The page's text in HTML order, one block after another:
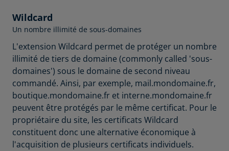
Wildcard
Un nombre illimité de sous-domaines
L'extension Wildcard permet de protéger un nombre
illimité de tiers de domaine (commonly called 'sous-
domaines') sous le domaine de second niveau
commandé. Ainsi, par exemple, mail.mondomaine.fr,
boutique.mondomaine.fr et interne.mondomaine.fr
peuvent être protégés par le même certificat. Pour le
propriétaire du site, les certificats Wildcard
constituent donc une alternative économique à
l'acquisition de plusieurs certificats individuels.